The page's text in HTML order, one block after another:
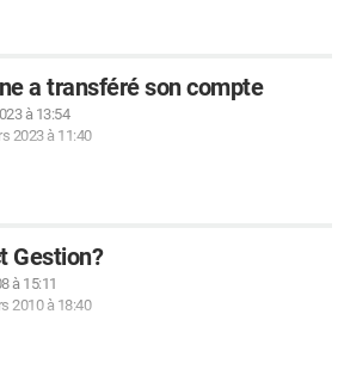
a transféré son compte
à 13:54
2023 à 11:40
Gestion?
à 15:11
2010 à 18:40